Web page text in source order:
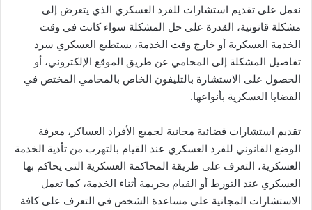
نعمل على تقديم استشارات للفرد العسكري الذي يتعرض إلى
مشكلة قانونية، القدرة على حل المشكلة سواء كانت في وقت
الخدمة العسكرية أو خارج وقت الخدمة، يستطيع العسكري سرد
تفاصيل المشكلة إلى المحامي عن طريق الموقع الإلكتروني، أو
الحصول على الاستشارة بالتليفون الخاص بالمحامي المختص في
القضايا العسكرية بأنواعها.
تقديم استشارات قضائية مجانية لجميع الأفراد العساكر، معرفة
الوضع القانوني للفرد العسكري عند القيام بالتهرب من تأدية الخدمة
العسكرية، التعرف على طريقة المحاكمة العسكرية التي يحاكم بها
العسكري عند التورط أو القيام بجريمة أثناء الخدمة، كما تعمل
الاستشارات المجانية على مساعدة الشخص في التعرف على كافة